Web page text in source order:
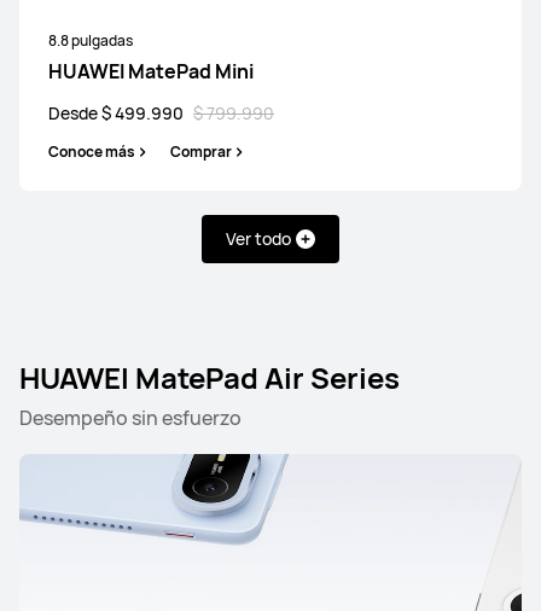
8.8 pulgadas
HUAWEI MatePad Mini
Desde $ 499.990 $ 799.990
Conoce más Comprar
Ver todo
HUAWEI MatePad Air Series
Desempeño sin esfuerzo